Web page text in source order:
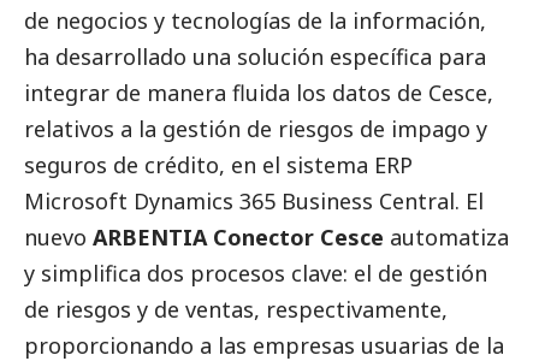
de negocios y tecnologías de la información,
ha desarrollado una solución específica para
integrar de manera fluida los datos de Cesce,
relativos a la gestión de riesgos de impago y
seguros de crédito, en el sistema ERP
Microsoft Dynamics 365 Business Central. El
nuevo ARBENTIA Conector Cesce automatiza
y simplifica dos procesos clave: el de gestión
de riesgos y de ventas, respectivamente,
proporcionando a las empresas usuarias de la